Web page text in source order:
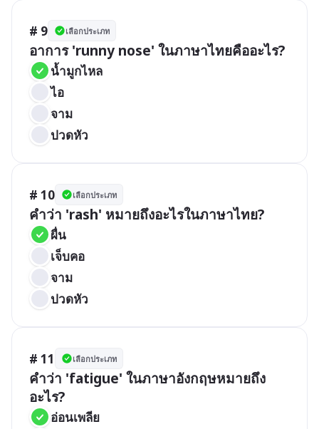
# 9 เลือกประเภท
อาการ 'runny nose' ในภาษาไทยคืออะไร?
น้ำมูกไหล
ไอ
จาม
ปวดหัว
# 10 เลือกประเภท
คำว่า 'rash' หมายถึงอะไรในภาษาไทย?
ผื่น
เจ็บคอ
จาม
ปวดหัว
# 11 เลือกประเภท
คำว่า 'fatigue' ในภาษาอังกฤษหมายถึง
อะไร?
อ่อนเพลีย